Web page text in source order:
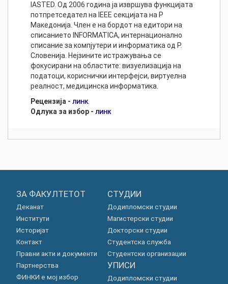
IASTED. Од 2006 година ја извршува функцијата
потпретседател на IEEE секцијата на Р
Македонија. Член е на бордот на едитори на
списанието INFORMATICA, интернационално
списание за компјутери и информатика од Р.
Словенија. Нејзините истражувања се
фокусирани на областите: визуелизација на
податоци, кориснички интерфејси, виртуелна
реалност, медицинска информатика.
Рецензија - ЛИНК
Одлука за избор - ЛИНК
ЗА ФАКУЛТЕТОТ
Деканат
Институти
Историјат
Контакт
Правни акти и документи
Партнерства
ФИНКИ е мој избор
СТУДИИ
Додипломски студии
Магистерски студии
Докторски студии
Студентска служба
Студентски организации
УПИСИ
Додипломски студии